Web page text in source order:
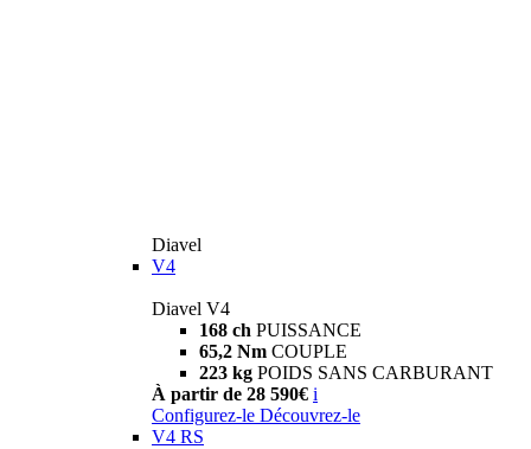
Diavel
V4
Diavel V4
168 ch PUISSANCE
65,2 Nm COUPLE
223 kg POIDS SANS CARBURANT
À partir de 28 590€ i
Configurez-le Découvrez-le
V4 RS